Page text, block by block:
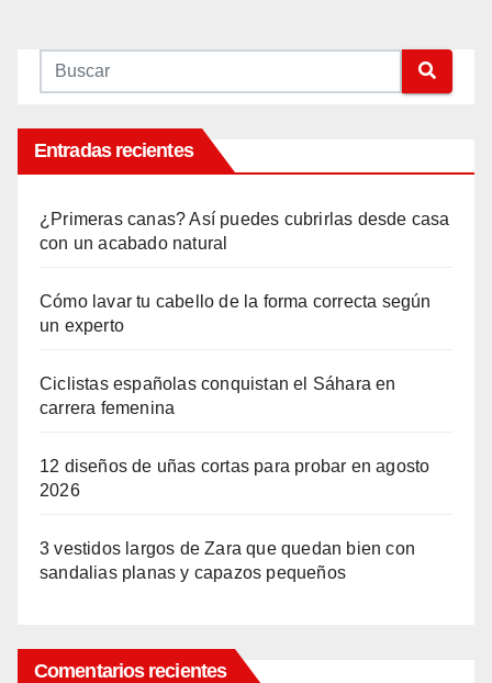
Entradas recientes
¿Primeras canas? Así puedes cubrirlas desde casa
con un acabado natural
Cómo lavar tu cabello de la forma correcta según
un experto
Ciclistas españolas conquistan el Sáhara en
carrera femenina
12 diseños de uñas cortas para probar en agosto
2026
3 vestidos largos de Zara que quedan bien con
sandalias planas y capazos pequeños
Comentarios recientes